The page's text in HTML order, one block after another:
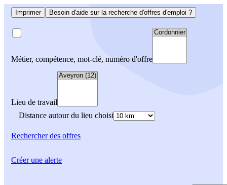
Imprimer Besoin d'aide sur la recherche d'offres d'emploi ?
Métier, compétence, mot-clé, numéro d'offre
Lieu de travail
Distance autour du lieu choisi
Rechercherdes offres
Créer une alerte